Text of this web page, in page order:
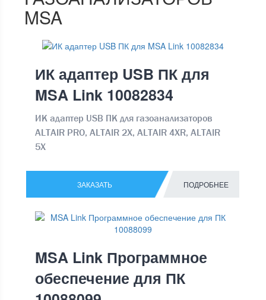
MSA
ИК адаптер USB ПК для
MSA Link 10082834
ИК адаптер USB ПК для газоанализаторов
ALTAIR PRO, ALTAIR 2X, ALTAIR 4XR, ALTAIR
5X
ЗАКАЗАТЬ ПОДРОБНЕЕ
MSA Link Программное
обеспечение для ПК